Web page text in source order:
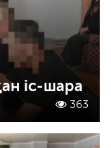
іс-шара
363